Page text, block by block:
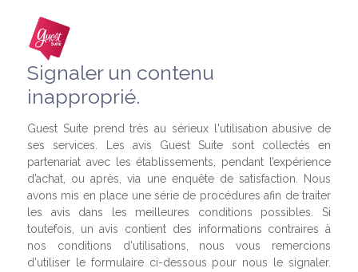
Signaler un contenu
inapproprié.
Guest Suite prend très au sérieux l'utilisation abusive de
ses services. Les avis Guest Suite sont collectés en
partenariat avec les établissements, pendant l’expérience
d’achat, ou après, via une enquête de satisfaction. Nous
avons mis en place une série de procédures afin de traiter
les avis dans les meilleures conditions possibles. Si
toutefois, un avis contient des informations contraires à
nos conditions d'utilisations, nous vous remercions
d'utiliser le formulaire ci-dessous pour nous le signaler.